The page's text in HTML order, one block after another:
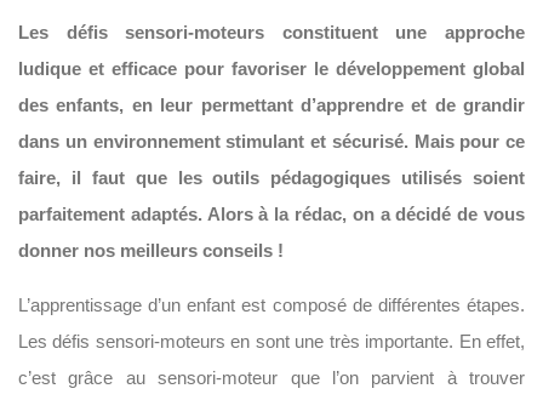
Les défis sensori-moteurs constituent une approche
ludique et efficace pour favoriser le développement global
des enfants, en leur permettant d’apprendre et de grandir
dans un environnement stimulant et sécurisé. Mais pour ce
faire, il faut que les outils pédagogiques utilisés soient
parfaitement adaptés. Alors à la rédac, on a décidé de vous
donner nos meilleurs conseils !
L’apprentissage d’un enfant est composé de différentes étapes.
Les défis sensori-moteurs en sont une très importante. En effet,
c’est grâce au sensori-moteur que l’on parvient à trouver